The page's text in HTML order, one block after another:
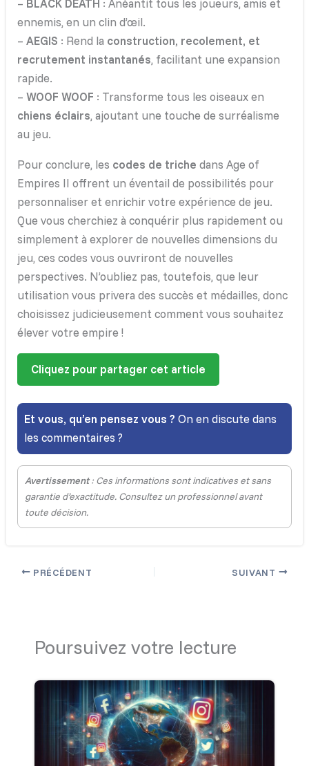
– BLACK DEATH : Anéantit tous les joueurs, amis et
ennemis, en un clin d’œil.
–AEGIS : Rend la construction, recolement, et
recrutement instantanés, facilitant une expansion
rapide.
–WOOF WOOF : Transforme tous les oiseaux en
chiens éclairs, ajoutant une touche de surréalisme
au jeu.
Pour conclure, les codes de triche dans Age of
Empires II offrent un éventail de possibilités pour
personnaliser et enrichir votre expérience de jeu.
Que vous cherchiez à conquérir plus rapidement ou
simplement à explorer de nouvelles dimensions du
jeu, ces codes vous ouvriront de nouvelles
perspectives. N’oubliez pas, toutefois, que leur
utilisation vous privera des succès et médailles, donc
choisissez judicieusement comment vous souhaitez
élever votre empire !
Cliquez pour partager cet article
Et vous, qu’en pensez vous ? On en discute dans
les commentaires ?
Avertissement: Ces informations sont indicatives et sans
garantie d’exactitude. Consultez un professionnel avant
toute décision.
PRÉCÉDENT SUIVANT
Poursuivez votre lecture